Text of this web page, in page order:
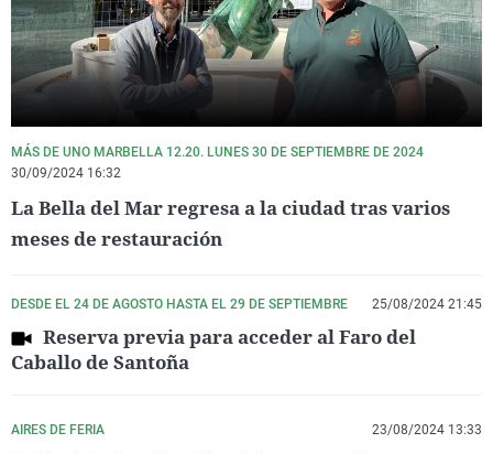
MÁS DE UNO MARBELLA 12.20. LUNES 30 DE SEPTIEMBRE DE 2024
30/09/2024 16:32
La Bella del Mar regresa a la ciudad tras varios
meses de restauración
DESDE EL 24 DE AGOSTO HASTA EL 29 DE SEPTIEMBRE 25/08/2024 21:45
Reserva previa para acceder al Faro del
Caballo de Santoña
AIRES DE FERIA 23/08/2024 13:33